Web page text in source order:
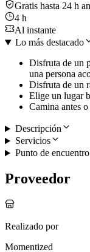
Gratis hasta 24 h
4 h
Al instante
Lo más destacado
Disfruta de un
una persona
Disfruta de un
Elige un lugar
Camina antes
Descripción
Servicios
Punto de encuentro
Proveedor
Realizado por
Momentized